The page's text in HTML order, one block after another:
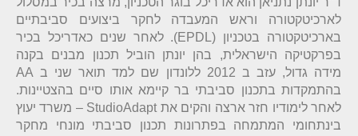
לארכיטקטורה וראש המעבדה לחקר ביצועים סביבתיים
בארכיטקטורה בטכניון (EPDL). לאחר שנים כאדריכל בכיר
בפרקטיקה הישראלית, בהן יונתן הוביל תכנון מבנים בקנה
מידה גדול, עזב ב 2012 ללונדון שם למד תואר שני ב AA
בהתמקדות בתכנון סביבתי בר קיימא אותו סיים בהצטיינות.
לאחר לימודיו חזר ארצה והקים אתStudioAdapt– משרד יעוץ
בינתחומי המתמחה בפתרונות תכנון סביבתי מונחי מחקר